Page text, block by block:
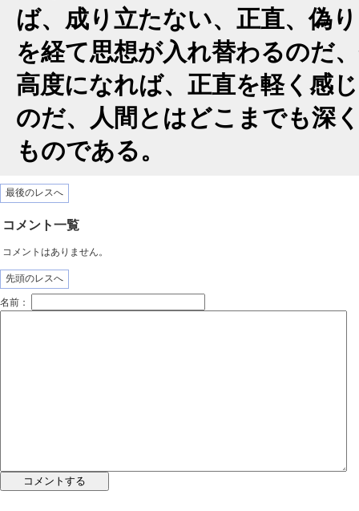
ば、成り立たない、正直、偽
を経て思想が入れ替わるのだ
高度になれば、正直を軽く感
のだ、人間とはどこまでも深
ものである。
最後のレスへ
コメント一覧
コメントはありません。
先頭のレスへ
名前：